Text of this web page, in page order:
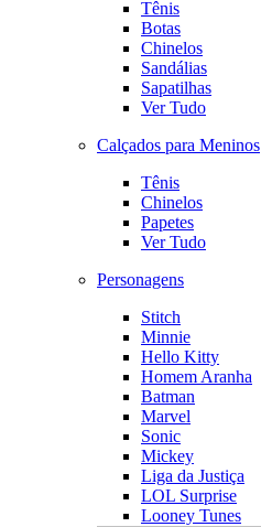
Tênis
Botas
Chinelos
Sandálias
Sapatilhas
Ver Tudo
Calçados para Meninos
Tênis
Chinelos
Papetes
Ver Tudo
Personagens
Stitch
Minnie
Hello Kitty
Homem Aranha
Batman
Marvel
Sonic
Mickey
Liga da Justiça
LOL Surprise
Looney Tunes